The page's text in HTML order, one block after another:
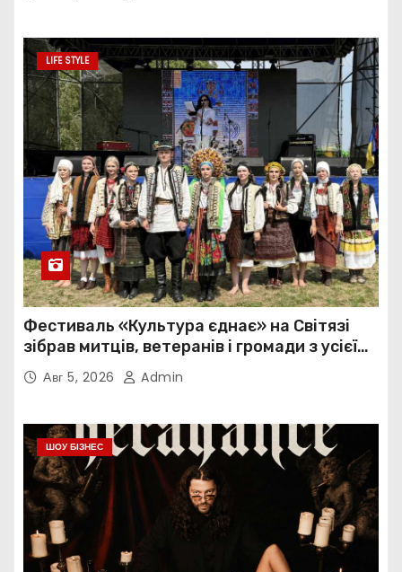
LIFE STYLE
Фестиваль «Культура єднає» на Світязі
зібрав митців, ветеранів і громади з усієї
України
Авг 5, 2026 Admin
ШОУ БІЗНЕС